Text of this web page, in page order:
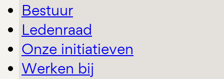
Bestuur
Ledenraad
Onze initiatieven
Werken bij